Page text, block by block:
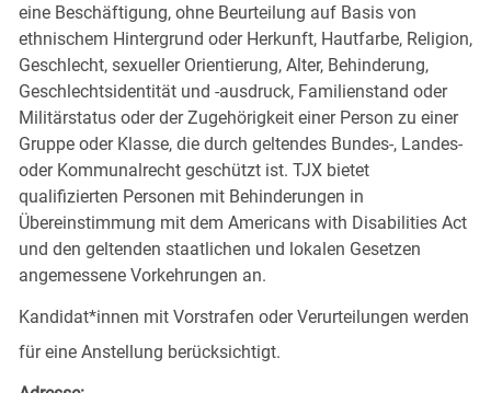
eine Beschäftigung, ohne Beurteilung auf Basis von
ethnischem Hintergrund oder Herkunft, Hautfarbe, Religion,
Geschlecht, sexueller Orientierung, Alter, Behinderung,
Geschlechtsidentität und -ausdruck, Familienstand oder
Militärstatus oder der Zugehörigkeit einer Person zu einer
Gruppe oder Klasse, die durch geltendes Bundes-, Landes-
oder Kommunalrecht geschützt ist. TJX bietet
qualifizierten Personen mit Behinderungen in
Übereinstimmung mit dem Americans with Disabilities Act
und den geltenden staatlichen und lokalen Gesetzen
angemessene Vorkehrungen an.
Kandidat*innen mit Vorstrafen oder Verurteilungen werden
für eine Anstellung berücksichtigt.